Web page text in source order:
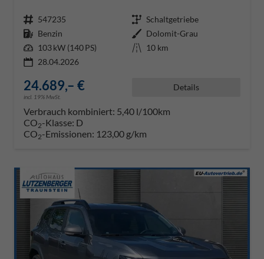
Fahrzeugnr. 547235 Getriebe Schaltgetriebe
Kraftstoff Benzin Außenfarbe Dolomit-Grau
Leistung 103 kW (140 PS) Kilometerstand 10 km
28.04.2026
24.689,– €
incl. 19% MwSt.
Details
Verbrauch kombiniert: 5,40 l/100km
CO2-Klasse: D
CO2-Emissionen: 123,00 g/km